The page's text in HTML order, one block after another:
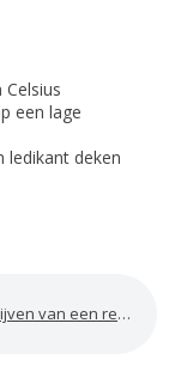
een lage
ledikant deken
van een review